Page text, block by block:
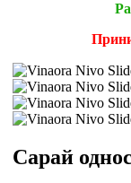
Сарай